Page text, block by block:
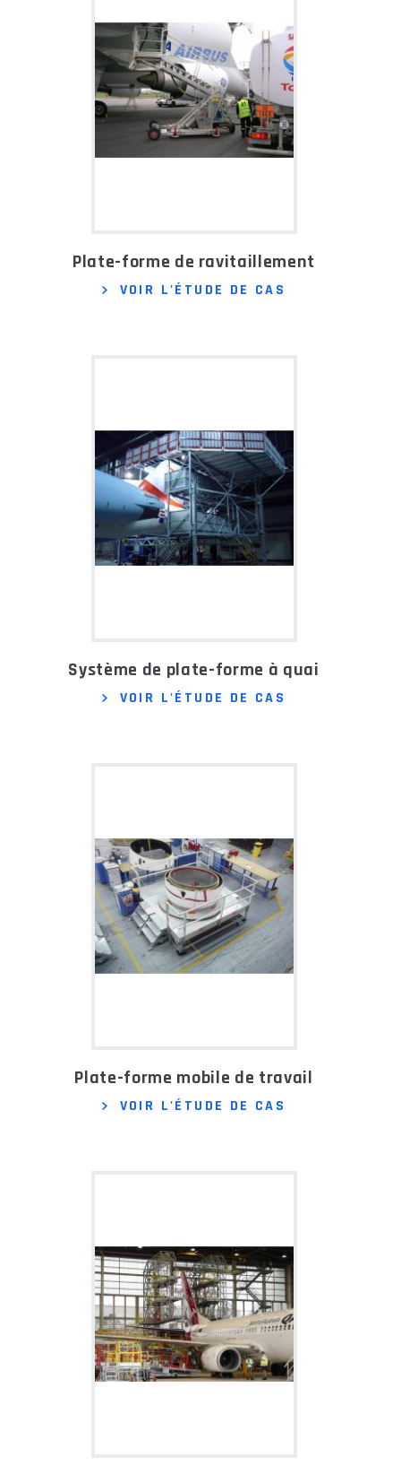
Plate-forme de ravitaillement
VOIR L'ÉTUDE DE CAS
Système de plate-forme à quai
VOIR L'ÉTUDE DE CAS
Plate-forme mobile de travail
VOIR L'ÉTUDE DE CAS